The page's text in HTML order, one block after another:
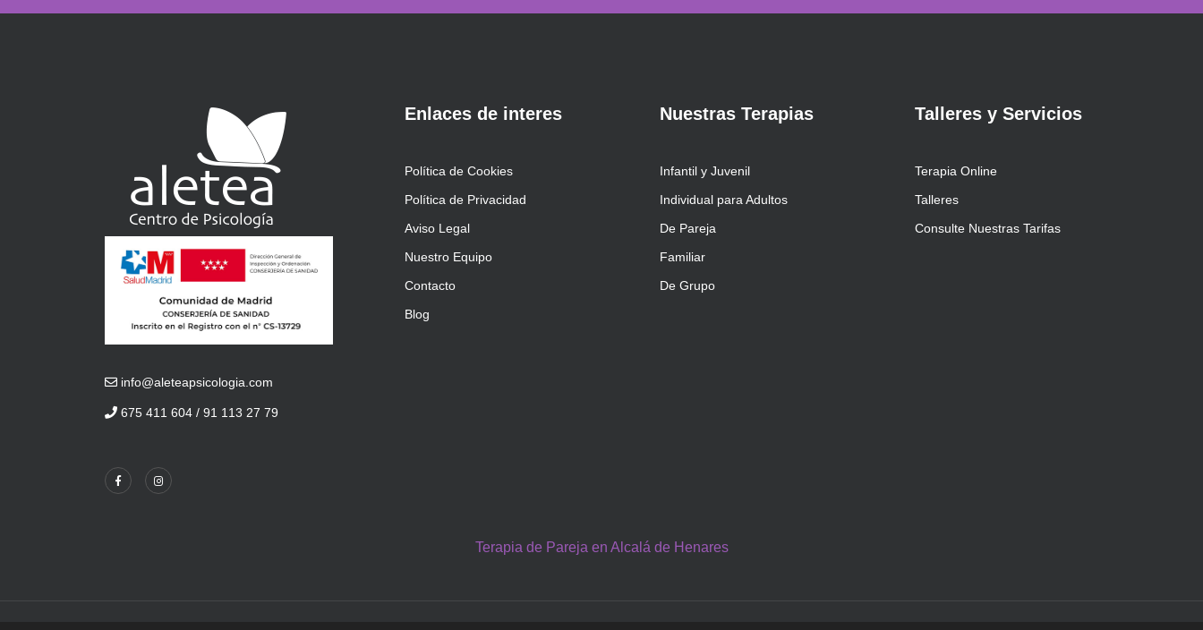
info@aleteapsicologia.com
675 411 604 / 91 113 27 79
Enlaces de interes
Política de Cookies
Política de Privacidad
Aviso Legal
Nuestro Equipo
Contacto
Blog
Nuestras Terapias
Infantil y Juvenil
Individual para Adultos
De Pareja
Familiar
De Grupo
Talleres y Servicios
Terapia Online
Talleres
Consulte Nuestras Tarifas
Terapia de Pareja en Alcalá de Henares